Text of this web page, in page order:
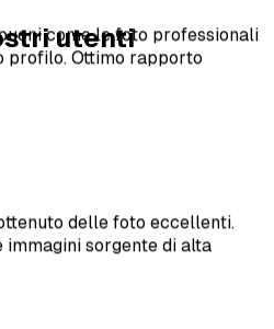
utenti
Molto più economico che
di seguire le linee guida
risultati.
realistiche, mi hanno
su Bumble. Non tutte sono
la pena.